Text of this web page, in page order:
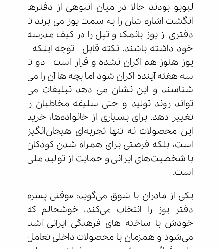
لبوبو بودند حالا در میان انبوهی از دفترها
انگشت اشاره شان را به سمت یوز می برند تا
دفتری از یوز بانمک و تپل را در کیف مدرسه
خود داشته باشند. نکته قابل توجه اینکه
یوز هنوز هم اکران نشده و قرار است دو تا
سه هفته آینده اکران شود اما بچه ها آن را می
شناسند و این نشان می دهد تبلیغات می
تواند روند تولید و حتی سلیقه مخاطبان را
تغییر دهد. برای بسیاری از خانواده‌ها، خرید
این محصولات نه تنها تجربه‌ای هیجان‌انگیز
است، بلکه فرصتی برای همراه شدن کودکان
با شخصیت‌های ایرانی و حمایت از تولید ملی
است.
یکی از مادران با شوق می‌گوید: «وقتی پسرم
دفتر یوز را انتخاب می‌کند، خوشحالم که
خودش با ساخته های فرهنگی ایرانی آشنا
می‌شود و همزمان با محصولات داخلی تعامل